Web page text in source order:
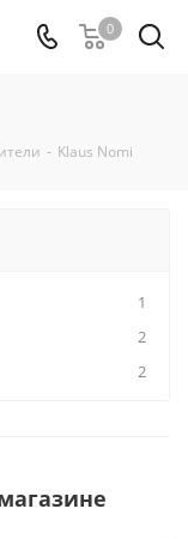
0
- Klaus Nomi
1
2
2